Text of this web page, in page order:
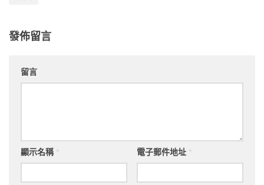
發佈留言
留言
顯示名稱 電子郵件地址